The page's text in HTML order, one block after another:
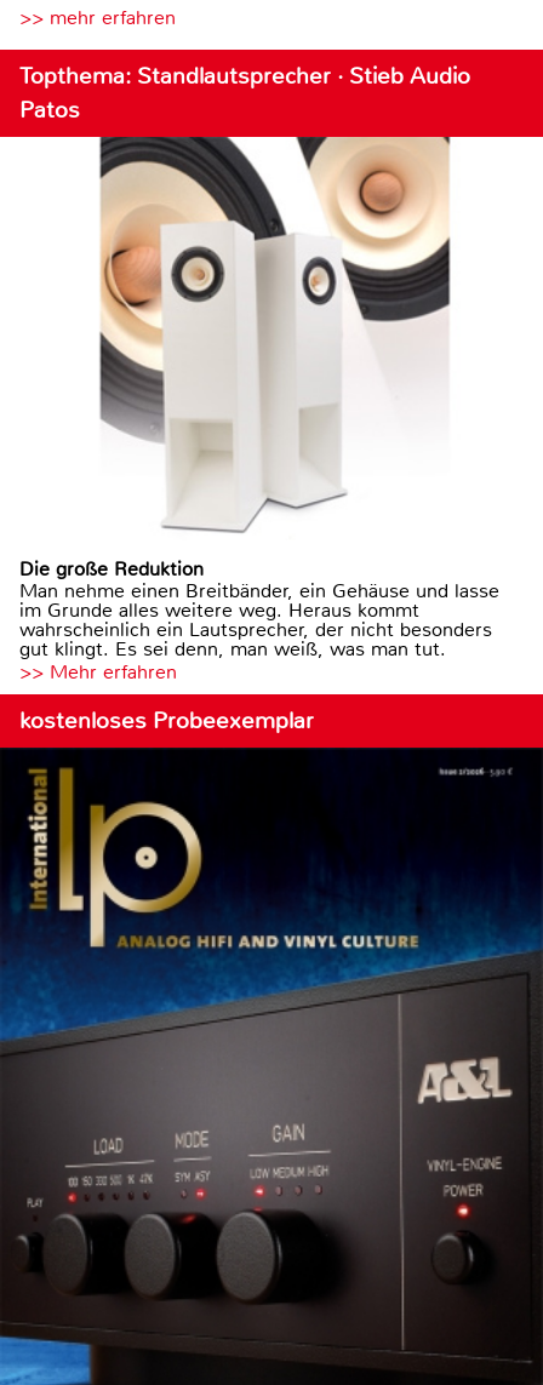
>> mehr erfahren
Topthema: Standlautsprecher · Stieb Audio
Patos
Die große Reduktion
Man nehme einen Breitbänder, ein Gehäuse und lasse
im Grunde alles weitere weg. Heraus kommt
wahrscheinlich ein Lautsprecher, der nicht besonders
gut klingt. Es sei denn, man weiß, was man tut.
>> Mehr erfahren
kostenloses Probeexemplar